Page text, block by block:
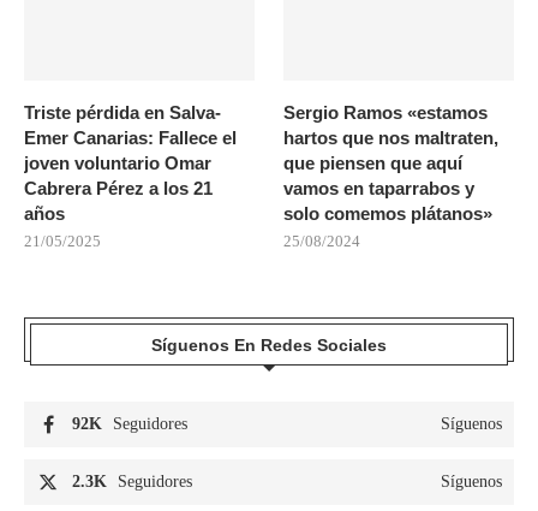
Triste pérdida en Salva-
Emer Canarias: Fallece el
joven voluntario Omar
Cabrera Pérez a los 21
años
21/05/2025
Sergio Ramos «estamos
hartos que nos maltraten,
que piensen que aquí
vamos en taparrabos y
solo comemos plátanos»
25/08/2024
Síguenos En Redes Sociales
92K Seguidores Síguenos
2.3K Seguidores Síguenos